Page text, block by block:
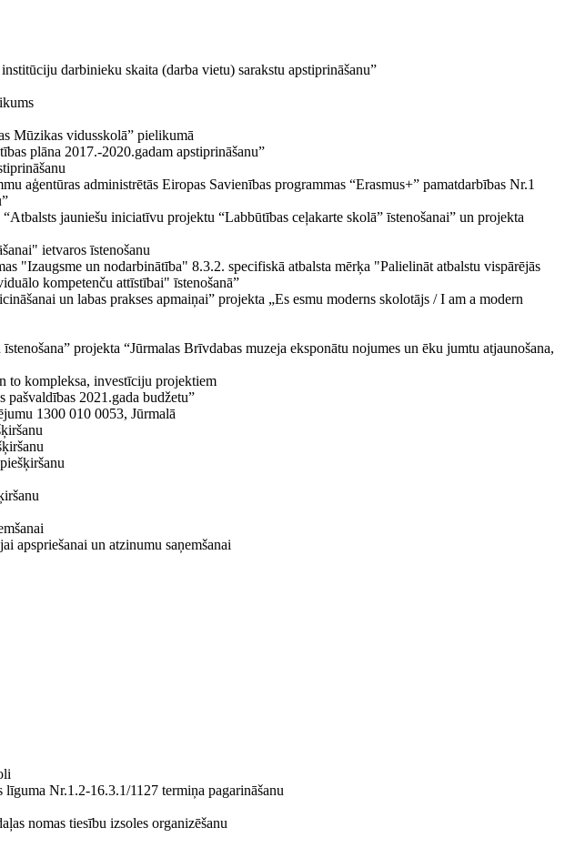
darbinieku skaita (darba vietu) sarakstu apstiprināšanu”
Mūzikas vidusskolā” pielikumā
plāna 2017.-2020.gadam apstiprināšanu”
aģentūras administrētās Eiropas Savienības programmas “Erasmus+” pamatdarbības Nr.1
jauniešu iniciatīvu projektu “Labbūtības ceļakarte skolā” īstenošanai” un projekta
ietvaros īstenošanu
"Izaugsme un nodarbinātība" 8.3.2. specifiskā atbalsta mērķa "Palielināt atbalstu vispārējās
kompetenču attīstībai" īstenošanā”
un labas prakses apmaiņai” projekta „Es esmu moderns skolotājs / I am a modern
projekta “Jūrmalas Brīvdabas muzeja eksponātu nojumes un ēku jumtu atjaunošana,
to kompleksa, investīciju projektiem
pašvaldības 2021.gada budžetu”
1300 010 0053, Jūrmalā
apspriešanai un atzinumu saņemšanai
Nr.1.2-16.3.1/1127 termiņa pagarināšanu
nomas tiesību izsoles organizēšanu